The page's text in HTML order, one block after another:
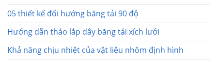
05 thiết kế đổi hướng băng tải 90 độ
Hướng dẫn tháo lắp dây băng tải xích lưới
Khả năng chịu nhiệt của vật liệu nhôm định hình